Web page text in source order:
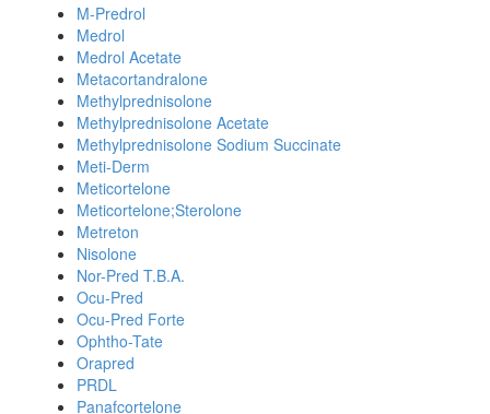
M-Predrol
Medrol
Medrol Acetate
Metacortandralone
Methylprednisolone
Methylprednisolone Acetate
Methylprednisolone Sodium Succinate
Meti-Derm
Meticortelone
Meticortelone;Sterolone
Metreton
Nisolone
Nor-Pred T.B.A.
Ocu-Pred
Ocu-Pred Forte
Ophtho-Tate
Orapred
PRDL
Panafcortelone